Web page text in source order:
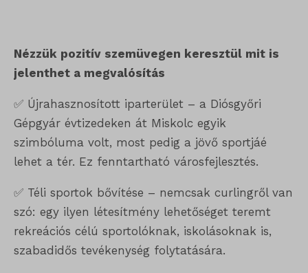
Nézzük pozitív szemüvegen keresztül mit is
jelenthet a megvalósítás
✅ Újrahasznosított iparterület – a Diósgyőri
Gépgyár évtizedeken át Miskolc egyik
szimbóluma volt, most pedig a jövő sportjáé
lehet a tér. Ez fenntartható városfejlesztés.
✅ Téli sportok bővítése – nemcsak curlingről van
szó: egy ilyen létesítmény lehetőséget teremt
rekreációs célú sportolóknak, iskolásoknak is,
szabadidős tevékenység folytatására.